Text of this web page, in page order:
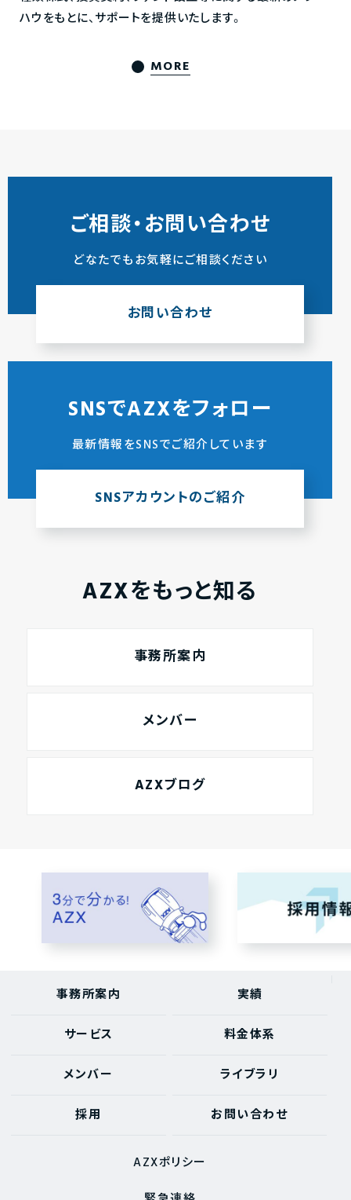
ハウをもとに、サポートを提供いたします。
MORE
ご相談・お問い合わせ
どなたでもお気軽にご相談ください
お問い合わせ
SNSでAZXをフォロー
最新情報をSNSでご紹介しています
SNSアカウントのご紹介
AZXをもっと知る
事務所案内
メンバー
AZXブログ
事務所案内 実績
サービス 料金体系
メンバー ライブラリ
採用 お問い合わせ
AZXポリシー